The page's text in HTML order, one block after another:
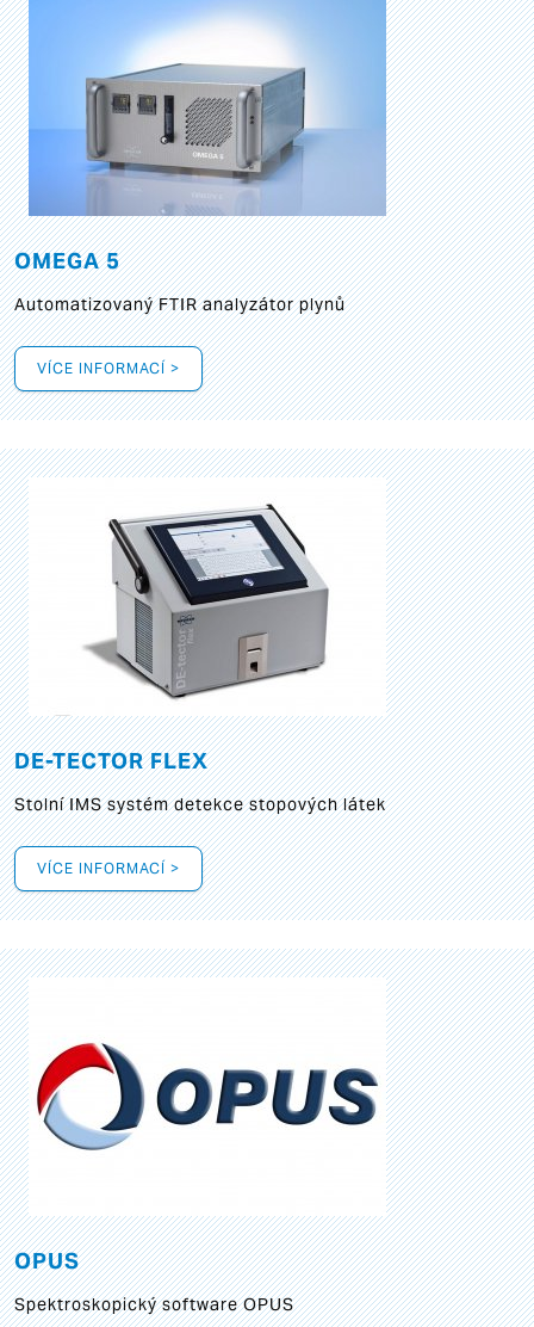
OMEGA 5
Automatizovaný FTIR analyzátor plynů
VÍCE INFORMACÍ >
DE-TECTOR FLEX
Stolní IMS systém detekce stopových látek
VÍCE INFORMACÍ >
OPUS
Spektroskopický software OPUS